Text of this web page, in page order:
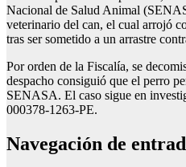
Nacional de Salud Animal
veterinario del can, el cual arrojó
tras ser sometido a un arrastre
Por orden de la Fiscalía, se
despacho consiguió que el perro
SENASA. El caso sigue en
000378-1263-PE.
Navegación de